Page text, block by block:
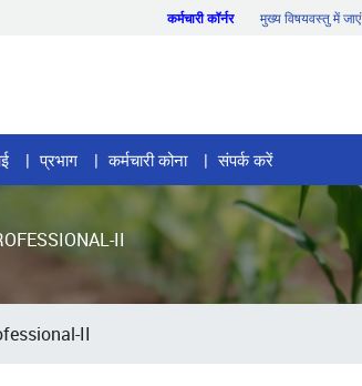
कर्मचारी कॉर्नर मुख्य विषयवस्तु में जाएं
प्रभाग कर्मचारी कोना संपर्क करें
II
II